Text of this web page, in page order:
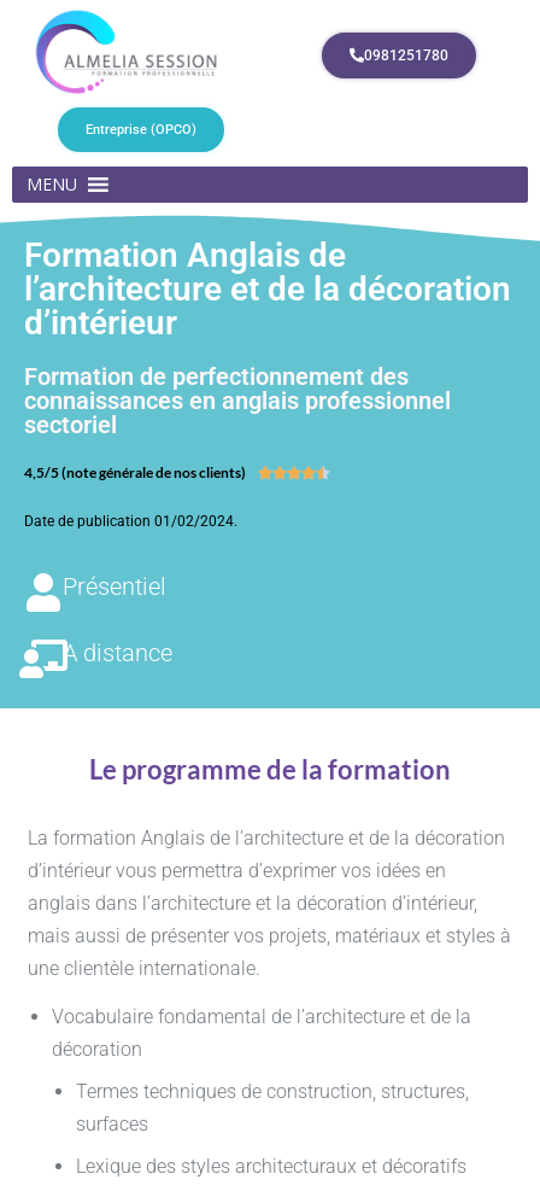
0981251780
Entreprise (OPCO)
MENU
Formation Anglais de
l’architecture et de la décoration
d’intérieur
Formation de perfectionnement des
connaissances en anglais professionnel
sectoriel
4,5/5 (note générale de nos clients) 
Date de publication 01/02/2024.
Présentiel
A distance
Le programme de la formation
La formation Anglais de l’architecture et de la décoration
d’intérieur vous permettra d’exprimer vos idées en
anglais dans l’architecture et la décoration d’intérieur,
mais aussi de présenter vos projets, matériaux et styles à
une clientèle internationale.
Vocabulaire fondamental de l’architecture et de la
décoration
Termes techniques de construction, structures,
surfaces
Lexique des styles architecturaux et décoratifs